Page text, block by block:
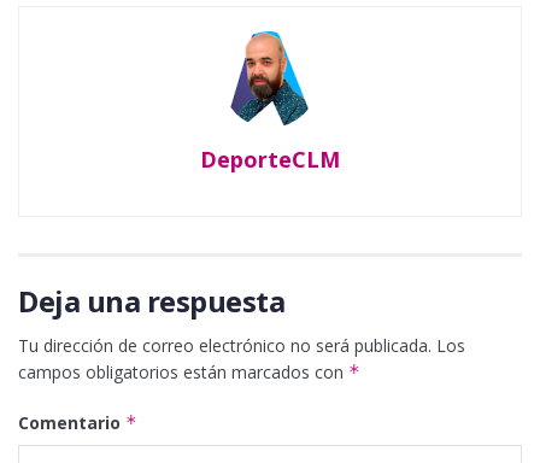
DeporteCLM
Deja una respuesta
Tu dirección de correo electrónico no será publicada. Los
campos obligatorios están marcados con *
Comentario *